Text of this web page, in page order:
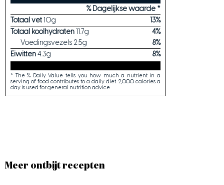
% Dagelijkse waarde *
Totaal vet10g 13%
Totaal koolhydraten11.7g 4%
Voedingsvezels 2.5g 8%
Eiwitten4.3g 8%
* The % Daily Value tells you how much a nutrient in a
serving of food contributes to a daily diet. 2,000 calories a
day is used for general nutrition advice.
Meer ontbijt recepten